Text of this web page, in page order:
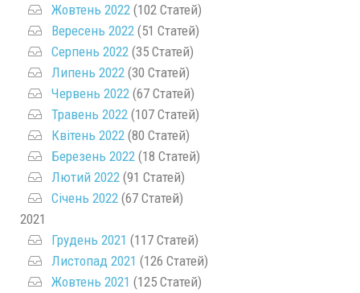
Жовтень 2022 (102 Статей)
Вересень 2022 (51 Статей)
Серпень 2022 (35 Статей)
Липень 2022 (30 Статей)
Червень 2022 (67 Статей)
Травень 2022 (107 Статей)
Квітень 2022 (80 Статей)
Березень 2022 (18 Статей)
Лютий 2022 (91 Статей)
Січень 2022 (67 Статей)
2021
Грудень 2021 (117 Статей)
Листопад 2021 (126 Статей)
Жовтень 2021 (125 Статей)